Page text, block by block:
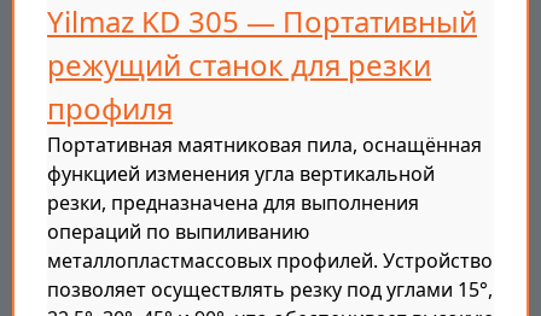
Yilmaz KD 305 — Портативный
режущий станок для резки
профиля
Портативная маятниковая пила, оснащённая
функцией изменения угла вертикальной
резки, предназначена для выполнения
операций по выпиливанию
металлопластмассовых профилей. Устройство
позволяет осуществлять резку под углами 15°,